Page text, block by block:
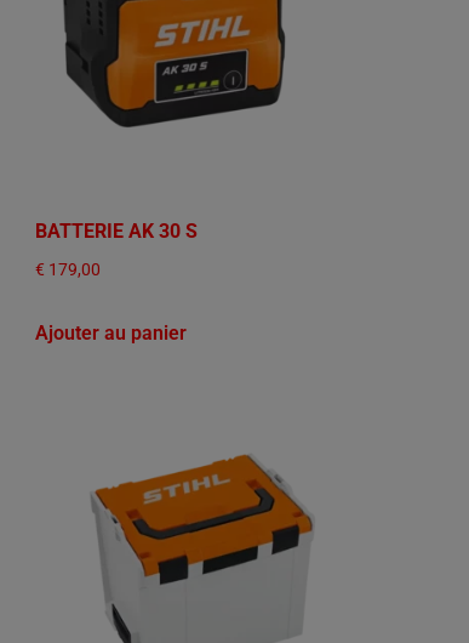
BATTERIE AK 30 S
€ 179,00
Ajouter au panier